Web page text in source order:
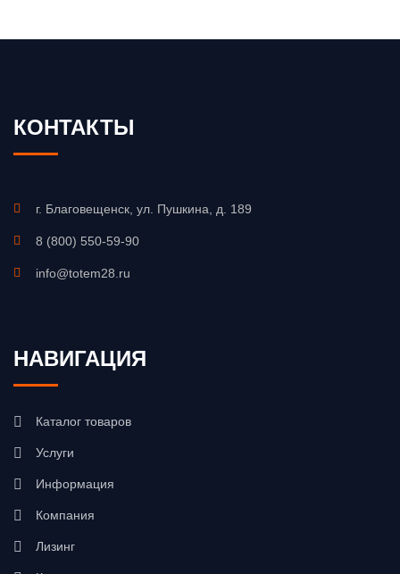
КОНТАКТЫ
г. Благовещенск, ул. Пушкина, д. 189
8 (800) 550-59-90
info@totem28.ru
НАВИГАЦИЯ
Каталог товаров
Услуги
Информация
Компания
Лизинг